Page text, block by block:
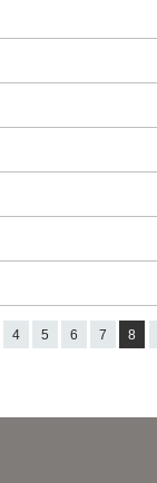
4 5 6 7 8